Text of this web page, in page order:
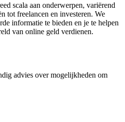
scala aan onderwerpen, variërend
tot freelancen en investeren. We
informatie te bieden en je te helpen
van online geld verdienen.
advies over mogelijkheden om